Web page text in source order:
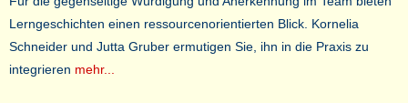
Lerngeschichten einen ressourcenorientierten Blick. Kornelia
Schneider und Jutta Gruber ermutigen Sie, ihn in die Praxis zu
integrieren mehr...